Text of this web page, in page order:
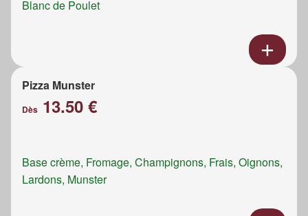
Blanc de Poulet
Pizza Munster
Dès 13.50 €
Base crème, Fromage, Champignons, Frais, Oignons,
Lardons, Munster